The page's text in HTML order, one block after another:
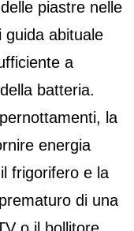
piastre nelle
guida abituale
a
batteria.
la
energia
frigorifero e la
di una